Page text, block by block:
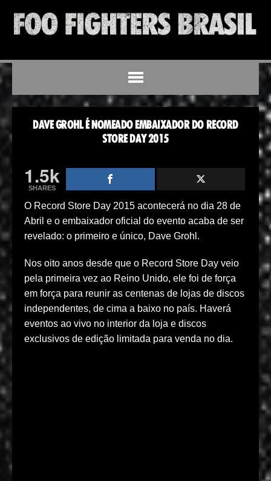
DAVE GROHL É NOMEADO EMBAIXADOR DO RECORD
STORE DAY 2015
1.5k
SHARES
O Record Store Day 2015 acontecerá no dia 28 de
Abril e o embaixador oficial do evento acaba de ser
revelado: o primeiro e único, Dave Grohl.
Nos oito anos desde que o Record Store Day veio
pela primeira vez ao Reino Unido, ele foi de força
em força para reunir as centenas de lojas de discos
independentes, de cima a baixo no país. Haverá
eventos ao vivo no interior da loja e discos
exclusivos de edição limitada para venda no dia.